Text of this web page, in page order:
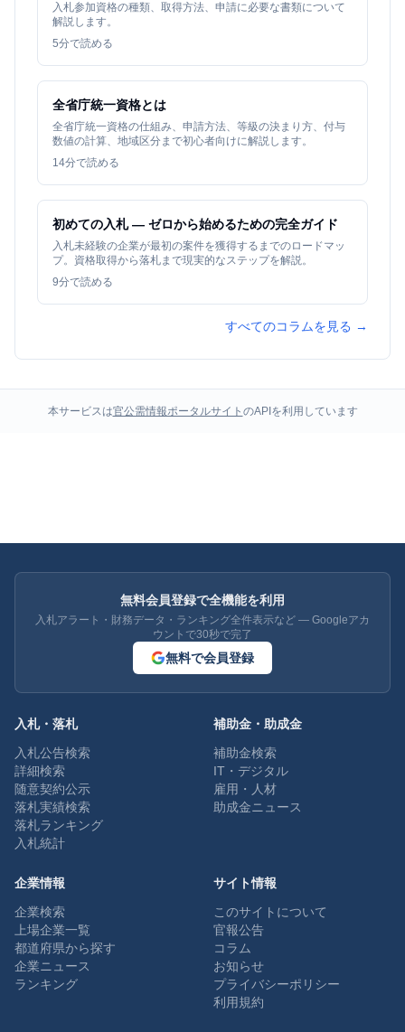
入札参加資格の種類、取得方法、申請に必要な書類について
解説します。
5分で読める
全省庁統一資格とは
全省庁統一資格の仕組み、申請方法、等級の決まり方、付与
数値の計算、地域区分まで初心者向けに解説します。
14分で読める
初めての入札 — ゼロから始めるための完全ガイド
入札未経験の企業が最初の案件を獲得するまでのロードマッ
プ。資格取得から落札まで現実的なステップを解説。
9分で読める
すべてのコラムを見る →
本サービスは官公需情報ポータルサイト のAPIを利用しています
無料会員登録で全機能を利用
入札アラート・財務データ・ランキング全件表示など — Googleアカ
ウントで30秒で完了
無料で会員登録
入札・落札
入札公告検索
詳細検索
随意契約公示
落札実績検索
落札ランキング
入札統計
補助金・助成金
補助金検索
IT・デジタル
雇用・人材
助成金ニュース
企業情報
企業検索
上場企業一覧
都道府県から探す
企業ニュース
ランキング
サイト情報
このサイトについて
官報公告
コラム
お知らせ
プライバシーポリシー
利用規約